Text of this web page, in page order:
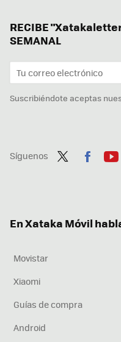
RECIBE
SEMANAL
Suscribiéndote aceptas
Síguenos
En Xataka Móvil
Movistar
Xiaomi
Guías de compra
Android